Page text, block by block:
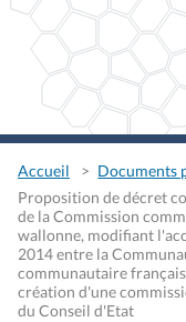
Accueil
Documents
Proposition de décret
de la Commission
wallonne, modifiant
2014 entre la
communautaire
création d'une
du Conseil d'Etat